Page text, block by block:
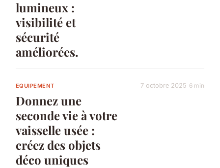
lumineux :
visibilité et
sécurité
améliorées.
EQUIPEMENT
Donnez une
seconde vie à votre
vaisselle usée :
créez des objets
déco uniques
7 octobre 2025 6 min